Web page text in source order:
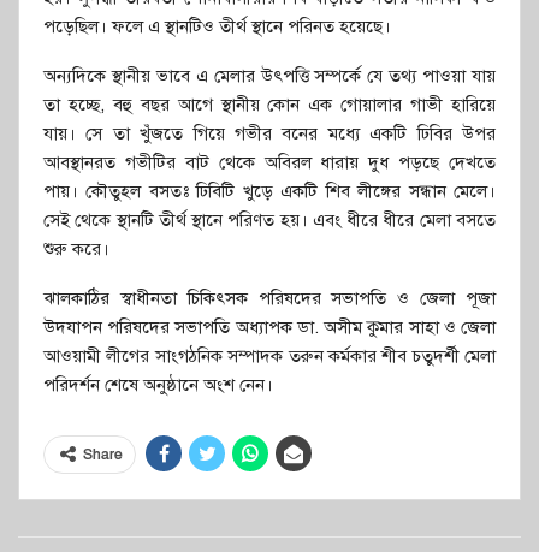
পড়েছিল। ফলে এ স্থানটিও তীর্থ স্থানে পরিনত হয়েছে।
অন্যদিকে স্থানীয় ভাবে এ মেলার উৎপত্তি সম্পর্কে যে তথ্য পাওয়া যায়
তা হচ্ছে, বহু বছর আগে স্থানীয় কোন এক গোয়ালার গাভী হারিয়ে
যায়। সে তা খুঁজতে গিয়ে গভীর বনের মধ্যে একটি ঢিবির উপর
আবস্থানরত গভীটির বাট থেকে অবিরল ধারায় দুধ পড়ছে দেখতে
পায়। কৌতুহল বসতঃ ঢিবিটি খুড়ে একটি শিব লীঙ্গের সন্ধান মেলে।
সেই থেকে স্থানটি তীর্থ স্থানে পরিণত হয়। এবং ধীরে ধীরে মেলা বসতে
শুরু করে।
ঝালকাঠির স্বাধীনতা চিকিৎসক পরিষদের সভাপতি ও জেলা পূজা
উদযাপন পরিষদের সভাপতি অধ্যাপক ডা. অসীম কুমার সাহা ও জেলা
আওয়ামী লীগের সাংগঠনিক সম্পাদক তরুন কর্মকার শীব চতুদর্শী মেলা
পরিদর্শন শেষে অনুষ্ঠানে অংশ নেন।
Share